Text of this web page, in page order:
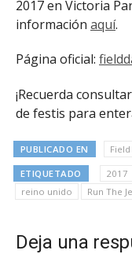
2017 en Victoria
información aquí.
Página oficial:
¡Recuerda
de festis para
PUBLICADO EN
ETIQUETADO 2017
reino unido
Run The
Deja una